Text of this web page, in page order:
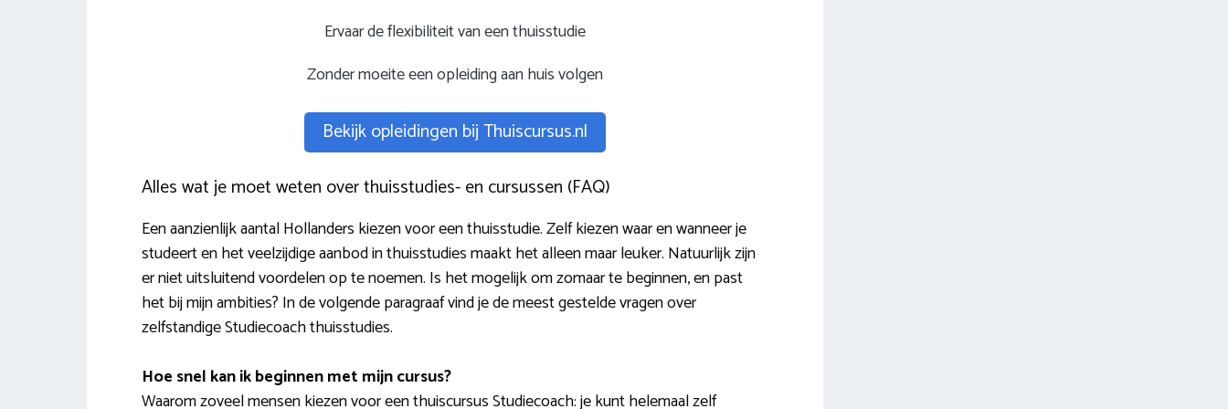
Ervaar de flexibiliteit van een thuisstudie
Zonder moeite een opleiding aan huis volgen
Bekijk opleidingen bij Thuiscursus.nl
Alles wat je moet weten over thuisstudies- en cursussen (FAQ)
Een aanzienlijk aantal Hollanders kiezen voor een thuisstudie. Zelf kiezen waar en wanneer je
studeert en het veelzijdige aanbod in thuisstudies maakt het alleen maar leuker. Natuurlijk zijn
er niet uitsluitend voordelen op te noemen. Is het mogelijk om zomaar te beginnen, en past
het bij mijn ambities? In de volgende paragraaf vind je de meest gestelde vragen over
zelfstandige Studiecoach thuisstudies.
Hoe snel kan ik beginnen met mijn cursus?
Waarom zoveel mensen kiezen voor een thuiscursus Studiecoach: je kunt helemaal zelf